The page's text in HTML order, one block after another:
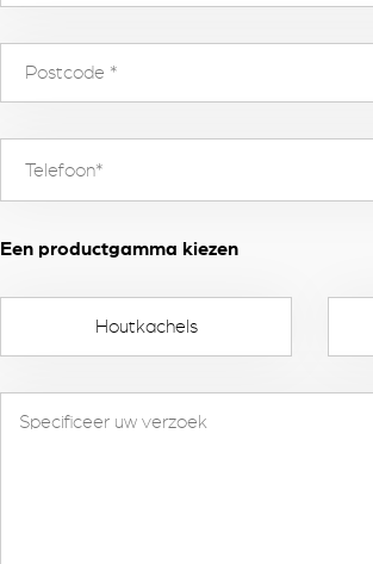
Een productgamma kiezen
Houtkachels